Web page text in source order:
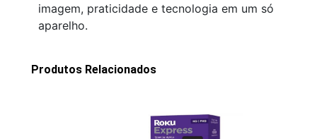
imagem, praticidade e tecnologia em um só
aparelho.
Produtos Relacionados